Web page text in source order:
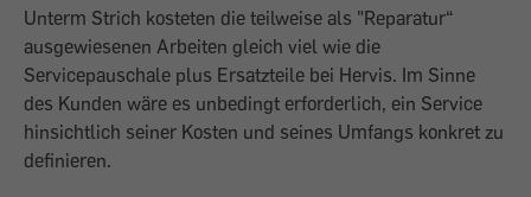
Unterm Strich kosteten die teilweise als "Reparatur“
ausgewie­senen Arbeiten gleich viel wie die
Servicepauschale plus Ersatzteile bei Hervis. Im ­Sinne
des Kunden wäre es unbedingt erforderlich, ein Service
hinsichtlich seiner Kosten und seines Umfangs konkret zu
definieren.